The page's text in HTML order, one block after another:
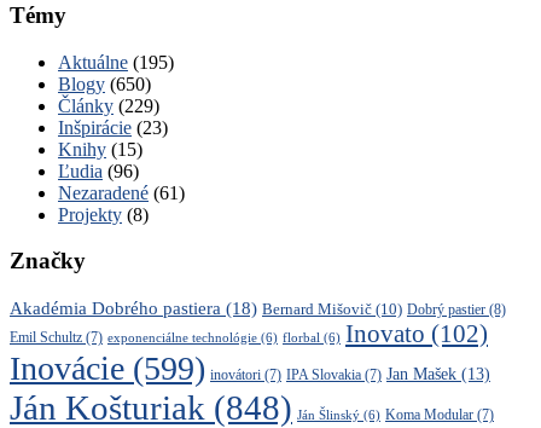
Témy
Aktuálne (195)
Blogy (650)
Články (229)
Inšpirácie (23)
Knihy (15)
Ľudia (96)
Nezaradené (61)
Projekty (8)
Značky
Akadémia Dobrého pastiera (18) Bernard Mišovič (10) Dobrý pastier (8)
Emil Schultz (7) exponenciálne technológie (6) florbal (6) Inovato (102)
Inovácie (599) inovátori (7) IPA Slovakia (7) Jan Mašek (13)
Ján Košturiak (848) Ján Šlinský (6) Koma Modular (7)